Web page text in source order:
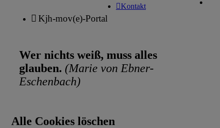
Kontakt
Kjh-mov(e)-Portal
Wer nichts weiß, muss alles
glauben. (Marie von Ebner-
Eschenbach)
Alle Cookies löschen